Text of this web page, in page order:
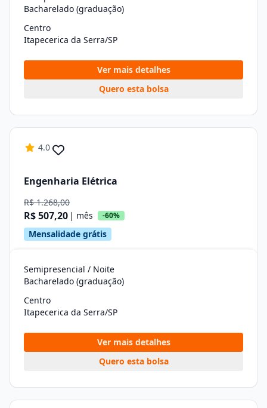
Bacharelado (graduação)
Centro
Itapecerica da Serra/SP
Ver mais detalhes
Quero esta bolsa
4.0
Engenharia Elétrica
R$ 1.268,00
R$ 507,20 | mês -60%
Mensalidade grátis
Semipresencial / Noite
Bacharelado (graduação)
Centro
Itapecerica da Serra/SP
Ver mais detalhes
Quero esta bolsa